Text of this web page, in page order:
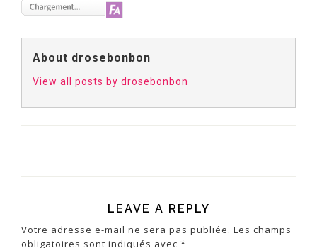
About drosebonbon
View all posts by drosebonbon
LEAVE A REPLY
Votre adresse e-mail ne sera pas publiée. Les champs
obligatoires sont indiqués avec *